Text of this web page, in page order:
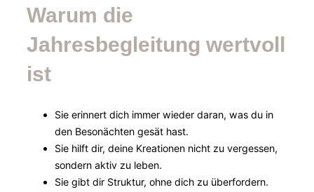
Warum die
Jahresbegleitung wertvoll
ist
Sie erinnert dich immer wieder daran, was du in
den Besonächten gesät hast.
Sie hilft dir, deine Kreationen nicht zu vergessen,
sondern aktiv zu leben.
Sie gibt dir Struktur, ohne dich zu überfordern.